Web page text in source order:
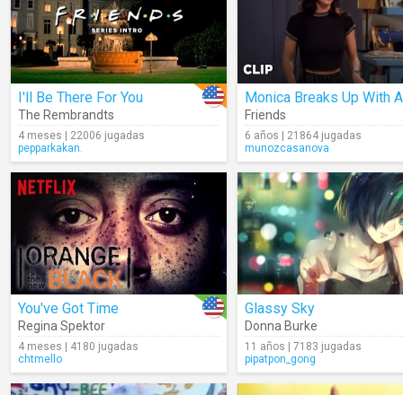
I'll Be There For You
The Rembrandts
4 meses | 22006 jugadas
pepparkakan.
Friends
6 años | 21864 jugadas
munozcasanova
You've Got Time
Regina Spektor
4 meses | 4180 jugadas
chtmello
Glassy Sky
Donna Burke
11 años | 7183 jugadas
pipatpon_gong